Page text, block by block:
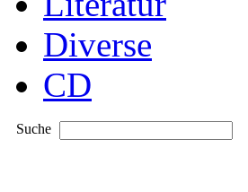
Diverse
CD
Suche